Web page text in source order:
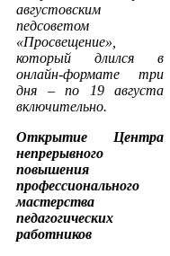
августовским
педсоветом
«Просвещение»,
который длился в
онлайн-формате три
дня – по 19 августа
включительно.
Открытие Центра
непрерывного
повышения
профессионального
мастерства
педагогических
работников